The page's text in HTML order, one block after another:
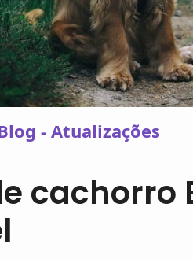
- Atualizações
cachorro